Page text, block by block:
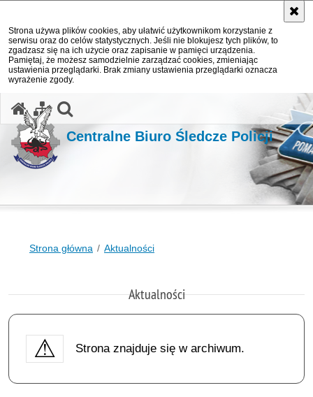
Strona używa plików cookies, aby ułatwić użytkownikom korzystanie z
serwisu oraz do celów statystycznych. Jeśli nie blokujesz tych plików, to
zgadzasz się na ich użycie oraz zapisanie w pamięci urządzenia.
Pamiętaj, że możesz samodzielnie zarządzać cookies, zmieniając
ustawienia przeglądarki. Brak zmiany ustawienia przeglądarki oznacza
wyrażenie zgody.
Centralne Biuro Śledcze Policji
Strona główna Aktualności
Aktualności
Strona znajduje się w archiwum.